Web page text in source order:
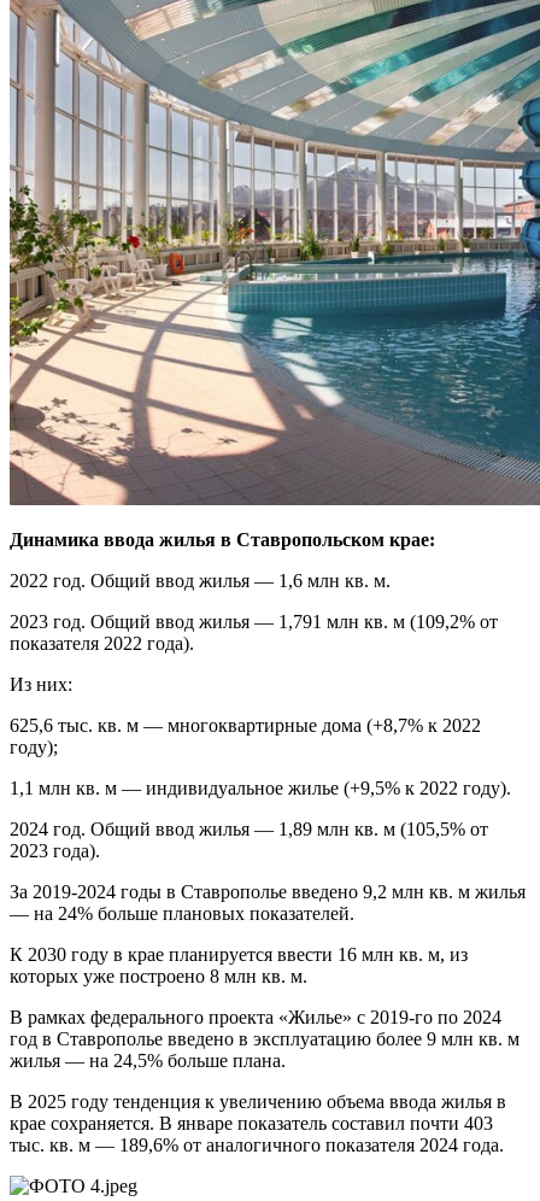
Динамика ввода жилья в Ставропольском крае:
2022 год. Общий ввод жилья — 1,6 млн кв. м.
2023 год. Общий ввод жилья — 1,791 млн кв. м (109,2% от
показателя 2022 года).
Из них:
625,6 тыс. кв. м — многоквартирные дома (+8,7% к 2022
году);
1,1 млн кв. м — индивидуальное жилье (+9,5% к 2022 году).
2024 год. Общий ввод жилья — 1,89 млн кв. м (105,5% от
2023 года).
За 2019-2024 годы в Ставрополье введено 9,2 млн кв. м жилья
— на 24% больше плановых показателей.
К 2030 году в крае планируется ввести 16 млн кв. м, из
которых уже построено 8 млн кв. м.
В рамках федерального проекта «Жилье» с 2019-го по 2024
год в Ставрополье введено в эксплуатацию более 9 млн кв. м
жилья — на 24,5% больше плана.
В 2025 году тенденция к увеличению объема ввода жилья в
крае сохраняется. В январе показатель составил почти 403
тыс. кв. м — 189,6% от аналогичного показателя 2024 года.